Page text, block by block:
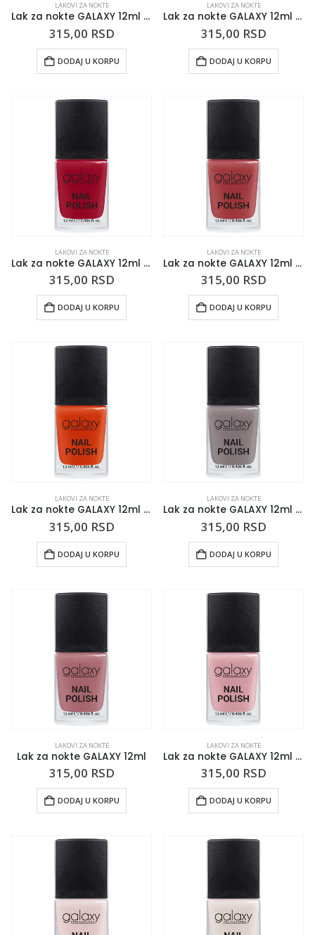
LAKOVI ZA NOKTE
Lak za nokte GALAXY 12ml Catwalk
315,00 RSD
DODAJ U KORPU
LAKOVI ZA NOKTE
Lak za nokte GALAXY 12ml Floral
315,00 RSD
DODAJ U KORPU
LAKOVI ZA NOKTE
Lak za nokte GALAXY 12ml So You Know
315,00 RSD
DODAJ U KORPU
LAKOVI ZA NOKTE
Lak za nokte GALAXY 12ml Kiss My Lips
315,00 RSD
DODAJ U KORPU
LAKOVI ZA NOKTE
Lak za nokte GALAXY 12ml Orange You Redy
315,00 RSD
DODAJ U KORPU
LAKOVI ZA NOKTE
Lak za nokte GALAXY 12ml Sleepless Night
315,00 RSD
DODAJ U KORPU
LAKOVI ZA NOKTE
Lak za nokte GALAXY 12ml
315,00 RSD
DODAJ U KORPU
LAKOVI ZA NOKTE
Lak za nokte GALAXY 12ml People Please
315,00 RSD
DODAJ U KORPU